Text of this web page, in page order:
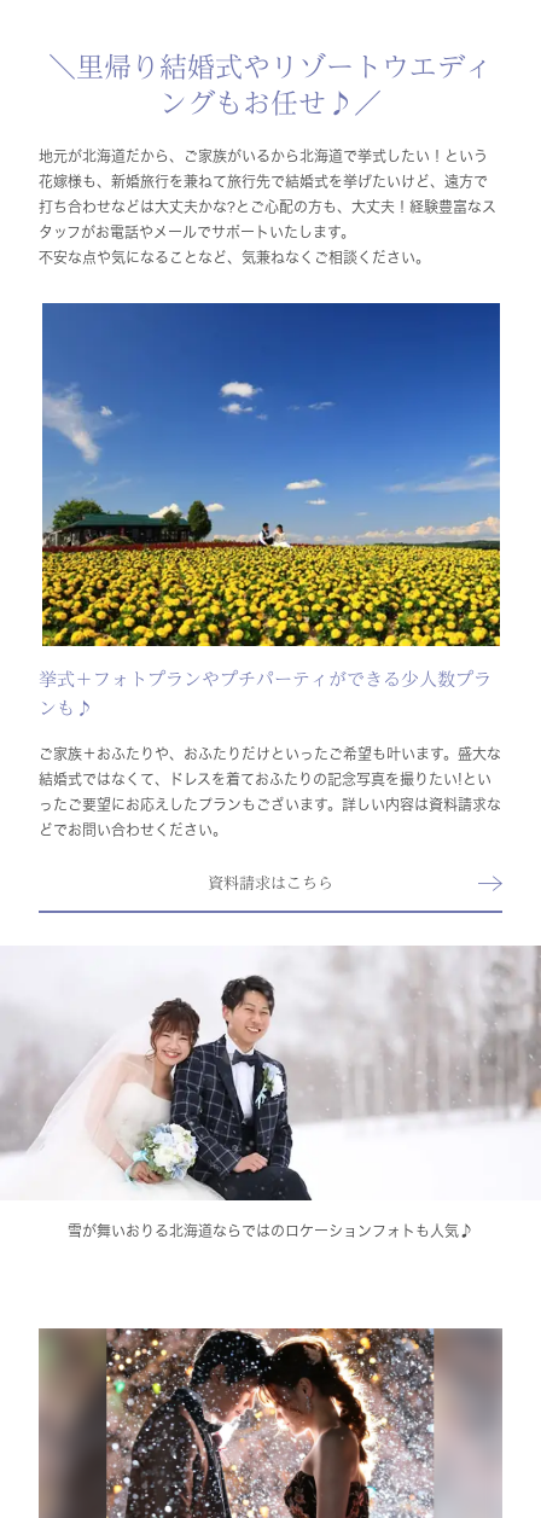
＼里帰り結婚式やリゾートウエディ
ングもお任せ♪／
地元が北海道だから、ご家族がいるから北海道で挙式したい！という
花嫁様も、新婚旅行を兼ねて旅行先で結婚式を挙げたいけど、遠方で
打ち合わせなどは大丈夫かな?とご心配の方も、大丈夫！経験豊富なス
タッフがお電話やメールでサポートいたします。
不安な点や気になることなど、気兼ねなくご相談ください。
挙式＋フォトプランやプチパーティができる少人数プラ
ンも♪
ご家族＋おふたりや、おふたりだけといったご希望も叶います。盛大な
結婚式ではなくて、ドレスを着ておふたりの記念写真を撮りたい!とい
ったご要望にお応えしたプランもございます。詳しい内容は資料請求な
どでお問い合わせください。
資料請求はこちら
雪が舞いおりる北海道ならではのロケーションフォトも人気♪